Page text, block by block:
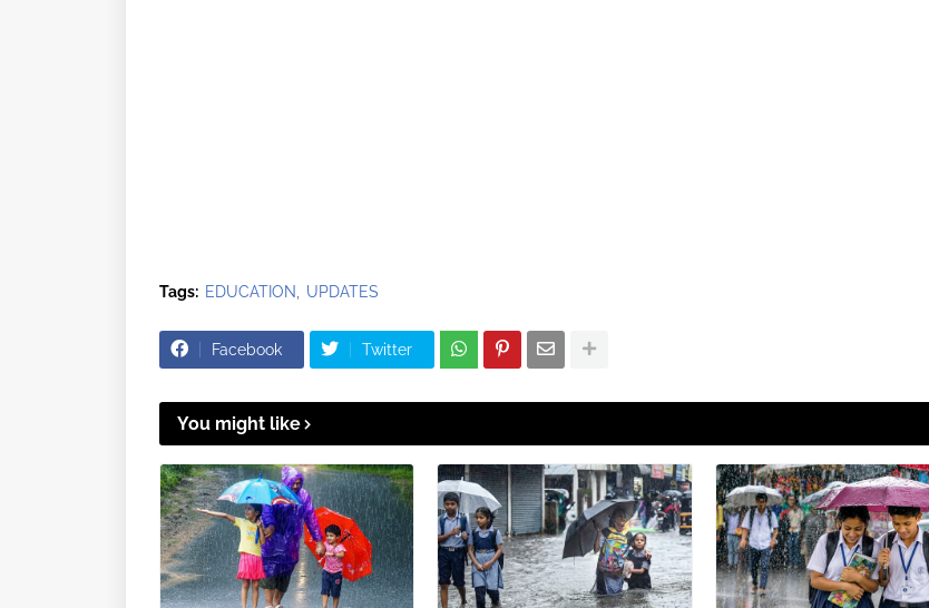
Tags: EDUCATION UPDATES
Facebook Twitter
You might like